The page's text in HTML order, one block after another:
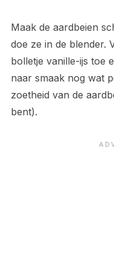
Maak de aardbeien
doe ze in de blender.
bolletje vanille-ijs toe
naar smaak nog wat
zoetheid van de
bent).